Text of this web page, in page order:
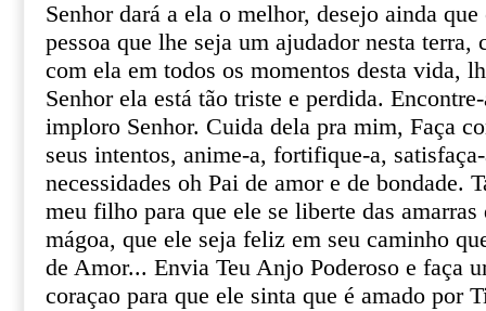
Senhor dará a ela o melhor, desejo ainda
pessoa que lhe seja um ajudador nesta terra,
com ela em todos os momentos desta vida,
Senhor ela está tão triste e perdida.
imploro Senhor. Cuida dela pra mim, Faça
seus intentos, anime-a, fortifique-a,
necessidades oh Pai de amor e de bondade.
meu filho para que ele se liberte das amarras
mágoa, que ele seja feliz em seu caminho
de Amor... Envia Teu Anjo Poderoso e faça
coraçao para que ele sinta que é amado por